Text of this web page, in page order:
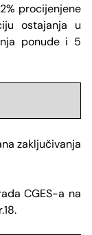
procijenjene
ostajanja u
ponude i 5
zaključivanja
CGES-a na